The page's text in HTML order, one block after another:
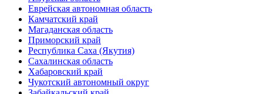
Еврейская автономная область
Камчатский край
Магаданская область
Приморский край
Республика Саха (Якутия)
Сахалинская область
Хабаровский край
Чукотский автономный округ